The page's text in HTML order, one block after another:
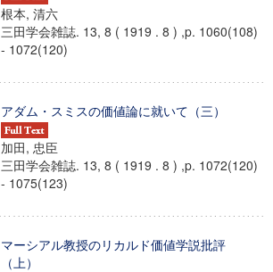
根本, 清六
三田学会雑誌. 13, 8 ( 1919 . 8 ) ,p. 1060(108)
- 1072(120)
アダム・スミスの価値論に就いて（三）
加田, 忠臣
三田学会雑誌. 13, 8 ( 1919 . 8 ) ,p. 1072(120)
- 1075(123)
マーシアル教授のリカルド価値学説批評
（上）